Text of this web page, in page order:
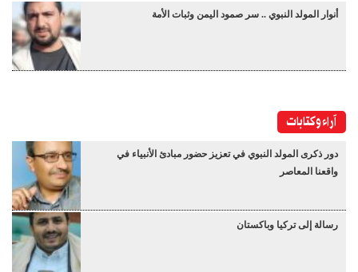
أنوار المولد النبوي .. سر صمود اليمن وثبات الأمة
آراء وكتابات
دور ذكرى المولد النبوي في تعزيز حضور مبادئ الأنبياء في
واقعنا المعاصر
رسالة إلى تركيا وباكستان